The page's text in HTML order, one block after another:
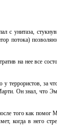
с унитаза,
потока)
на нее все
террористов, за
Он знал, что
того как помог
когда в него